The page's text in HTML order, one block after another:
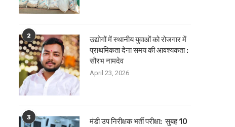
2
उद्योगों में स्थानीय युवाओं को रोजगार में
प्राथमिकता देना समय की आवश्यकता :
सौरभ नामदेव
April 23, 2026
3
मंडी उप निरीक्षक भर्ती परीक्षा: सुबह 10